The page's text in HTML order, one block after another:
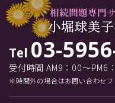
Tel 03-
受付時間 AM9：00～PM6
※時間外の場合はお問い合わせフ